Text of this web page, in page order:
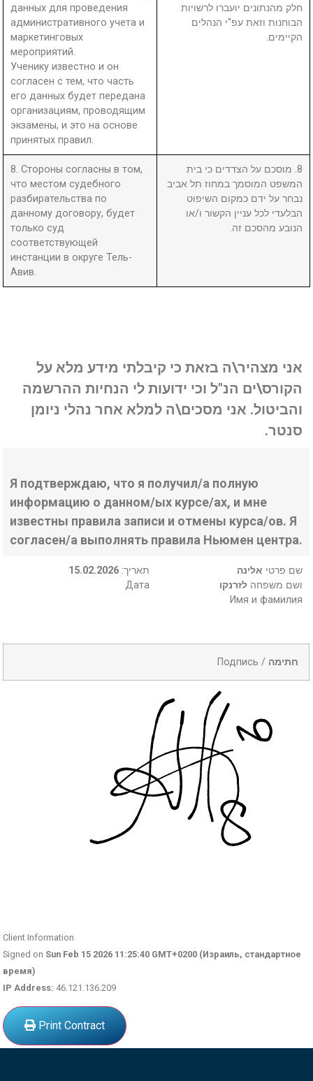
данных для проведения
административного учета и
маркетинговых
мероприятий.
Ученику известно и он
согласен с тем, что часть
его данных будет передана
организациям, проводящим
экзамены, и это на основе
принятых правил.
חלק מהנתונים יועברו לרשויות
הבוחנות וזאת עפ"י הנהלים
הקיימים.
8. Стороны согласны в том,
что местом судебного
разбирательства по
данному договору, будет
только суд
соответствующей
инстанции в округе Тель-
Авив.
8. מוסכם על הצדדים כי בית
המשפט המוסמך במחוז תל אביב
נבחר על ידם כמקום השיפוט
הבלעדי לכל עניין הקשור ו/או
הנובע מהסכם זה.
אני מצהיר\ה בזאת כי קיבלתי מידע מלא על
הקורס\ים הנ"ל וכי ידועות לי הנחיות ההרשמה
והביטול. אני מסכים\ה למלא אחר נהלי ניומן
סנטר.
Я подтверждаю, что я получил/а полную
информацию о данном/ых курсе/ах, и мне
известны правила записи и отмены курса/ов. Я
согласен/а выполнять правила Ньюмен центра.
15.02.2026 :תאריך
Дата
שם פרטי אלינה
ושם משפחה לזרנקו
Имя и фамилия
Подпись / חתימה
Client Information
Signed on Sun Feb 15 2026 11:25:40 GMT+0200 (Израиль, стандартное
время)
IP Address: 46.121.136.209
Print Contract